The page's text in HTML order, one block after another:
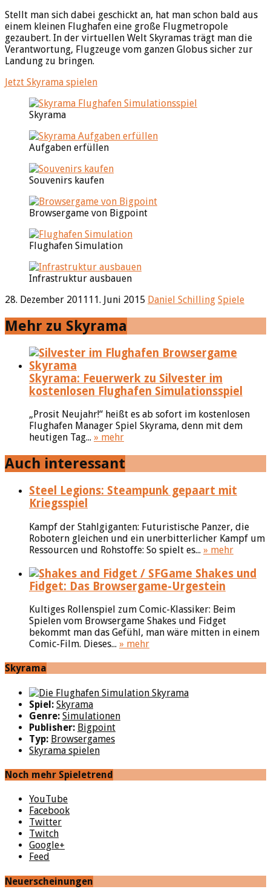
Stellt man sich dabei geschickt an, hat man schon bald aus
einem kleinen Flughafen eine große Flugmetropole
gezaubert. In der virtuellen Welt Skyramas trägt man die
Verantwortung, Flugzeuge vom ganzen Globus sicher zur
Landung zu bringen.
Jetzt Skyrama spielen
Skyrama
Aufgaben erfüllen
Souvenirs kaufen
Browsergame von Bigpoint
Flughafen Simulation
Infrastruktur ausbauen
28. Dezember 2011 11. Juni 2015 Daniel Schilling Spiele
Mehr zu Skyrama
Skyrama: Feuerwerk zu Silvester im
kostenlosen Flughafen Simulationsspiel
„Prosit Neujahr!“ heißt es ab sofort im kostenlosen
Flughafen Manager Spiel Skyrama, denn mit dem
heutigen Tag... » mehr
Auch interessant
Steel Legions: Steampunk gepaart mit
Kriegsspiel
Kampf der Stahlgiganten: Futuristische Panzer, die
Robotern gleichen und ein unerbitterlicher Kampf um
Ressourcen und Rohstoffe: So spielt es... » mehr
Shakes und
Fidget: Das Browsergame-Urgestein
Kultiges Rollenspiel zum Comic-Klassiker: Beim
Spielen vom Browsergame Shakes und Fidget
bekommt man das Gefühl, man wäre mitten in einem
Comic-Film. Dieses... » mehr
Skyrama
Spiel: Skyrama
Genre: Simulationen
Publisher: Bigpoint
Typ: Browsergames
Skyrama spielen
Noch mehr Spieletrend
YouTube
Facebook
Twitter
Twitch
Google+
Feed
Neuerscheinungen